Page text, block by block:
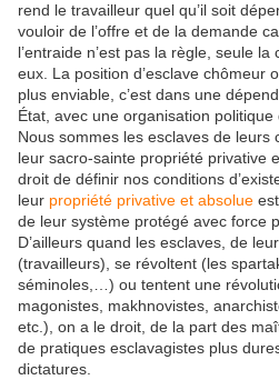
rend le travailleur quel qu’il soit
vouloir de l’offre et de la demande
l’entraide n’est pas la règle, seule
eux. La position d’esclave chômeur
plus enviable, c’est dans une
État, avec une organisation politique
Nous sommes les esclaves de leurs
leur sacro-sainte propriété privative
droit de définir nos conditions
leur propriété privative et absolue
de leur système protégé avec force
D’ailleurs quand les esclaves, de
(travailleurs), se révoltent (les
séminoles,…) ou tentent une
magonistes, makhnovistes,
etc.), on a le droit, de la part des
de pratiques esclavagistes plus
dictatures.